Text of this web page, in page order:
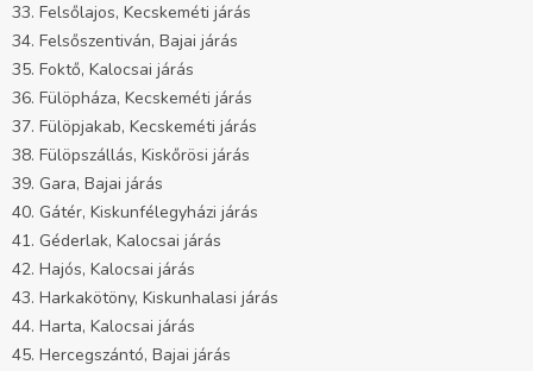
33. Felsőlajos, Kecskeméti járás
34. Felsőszentiván, Bajai járás
35. Foktő, Kalocsai járás
36. Fülöpháza, Kecskeméti járás
37. Fülöpjakab, Kecskeméti járás
38. Fülöpszállás, Kiskőrösi járás
39. Gara, Bajai járás
40. Gátér, Kiskunfélegyházi járás
41. Géderlak, Kalocsai járás
42. Hajós, Kalocsai járás
43. Harkakötöny, Kiskunhalasi járás
44. Harta, Kalocsai járás
45. Hercegszántó, Bajai járás